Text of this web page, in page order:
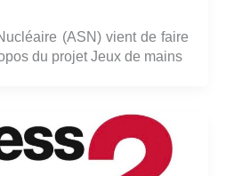
(ASN) vient de faire
du projet Jeux de mains